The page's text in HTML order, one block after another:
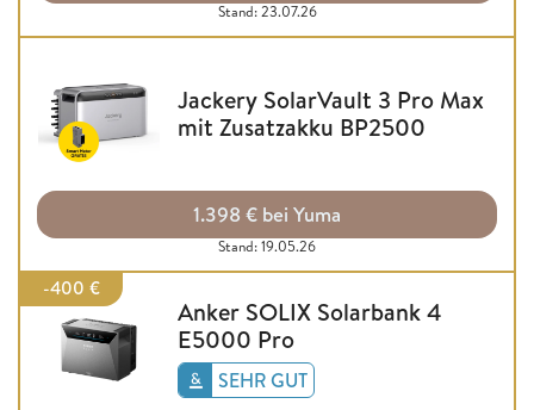
Stand: 23.07.26
Jackery SolarVault 3 Pro Max
mit Zusatzakku BP2500
1.398 € bei Yuma
Stand: 19.05.26
-400 €
Anker SOLIX Solarbank 4
E5000 Pro
SEHR GUT